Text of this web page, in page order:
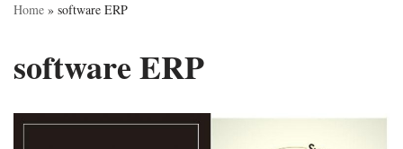
Home » software ERP
software ERP